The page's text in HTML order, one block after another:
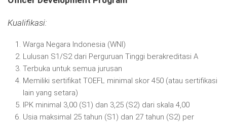
Kualifikasi:
Warga Negara Indonesia (WNI)
Lulusan S1/S2 dari Perguruan Tinggi berakreditasi A
Terbuka untuk semua jurusan
Memiliki sertifikat TOEFL minimal skor 450 (atau sertifikasi
lain yang setara)
IPK minimal 3,00 (S1) dan 3,25 (S2) dari skala 4,00
Usia maksimal 25 tahun (S1) dan 27 tahun (S2) per